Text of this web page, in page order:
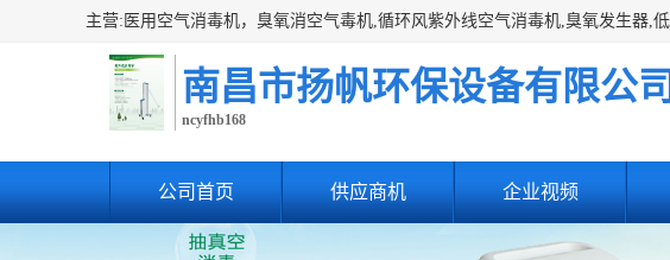
南昌市扬帆环保设备有限公司
ncyfhb168
公司首页 供应商机 企业视频